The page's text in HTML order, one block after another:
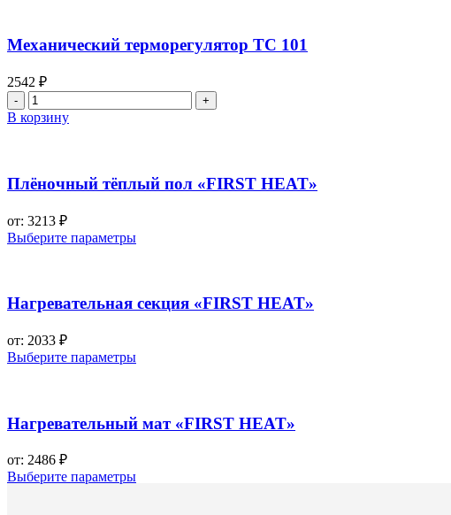
403
Механический терморегулятор ТС 101
2542 ₽
Количество
товара
Механический
101
В корзину
Плёночный тёплый пол «FIRST HEAT»
от: 3213 ₽
Выберите параметры
Нагревательная секция «FIRST HEAT»
от: 2033 ₽
Выберите параметры
Нагревательный мат «FIRST HEAT»
от: 2486 ₽
Выберите параметры